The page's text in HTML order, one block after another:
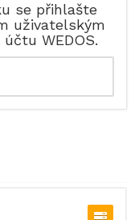
se přihlašte
uživatelským
WEDOS.